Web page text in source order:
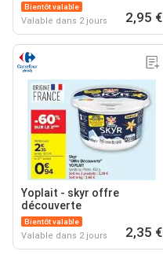
Bientôt valable
Valable dans 2 jours 2,95 €
Yoplait - skyr offre
découverte
Bientôt valable
Valable dans 2 jours 2,35 €